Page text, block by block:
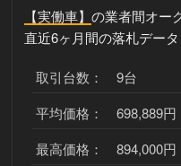
【実働車】 の業者間オー
直近6ヶ月間の落札データ
取引台数： 9台
平均価格： 698,889円
最高価格： 894,000円